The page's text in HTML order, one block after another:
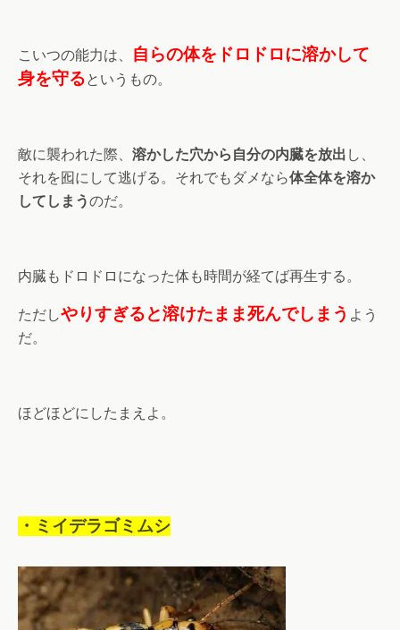
こいつの能力は、
自らの体をドロドロに溶かして
身を守るというもの。
敵に襲われた際、 溶かした穴から自分の内臓を放出 し、
それを囮にして逃げる。それでもダメなら体全体を溶か
してしまうのだ。
内臓もドロドロになった体も時間が経てば再生する。
ただしやりすぎると溶けたまま死んでしまう よう
だ。
ほどほどにしたまえよ。
・ミイデラゴミムシ